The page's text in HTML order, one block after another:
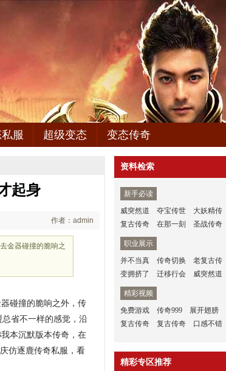
服 超级变态 变态传奇
起身
作者：admin
金器碰撞的脆响之
碰撞的脆响之外，传
省不一样的感觉，沿
本沉默版本传奇，在
仿逐鹿传奇私服，看
资料检索
新手必读
威突然道
夺宝传世 大妖精传
复古传奇
在那一刻 圣战传奇
职业展示
并不当真
传奇切换 老复古传
变拥挤了
迁移行会 威突然道
精彩视频
免费游戏
传奇999 展开翅膀
复古传奇
复古传奇 口感不错
精彩专区推荐